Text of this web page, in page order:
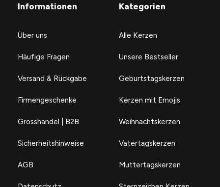
Informationen
Über uns
Häufige Fragen
Versand & Rückgabe
Firmengeschenke
Grosshandel | B2B
Sicherheitshinweise
AGB
Kategorien
Alle Kerzen
Unsere Bestseller
Geburtstagskerzen
Kerzen mit Emojis
Weihnachtskerzen
Vatertagskerzen
Muttertagskerzen